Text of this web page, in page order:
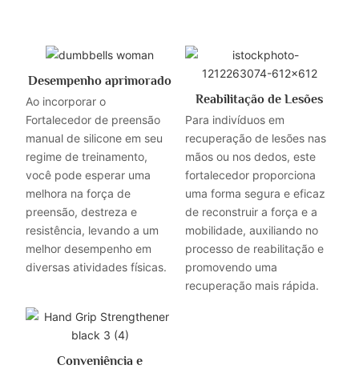
Desempenho aprimorado
Ao incorporar o
Fortalecedor de preensão
manual de silicone em seu
regime de treinamento,
você pode esperar uma
melhora na força de
preensão, destreza e
resistência, levando a um
melhor desempenho em
diversas atividades físicas.
Reabilitação de Lesões
Para indivíduos em
recuperação de lesões nas
mãos ou nos dedos, este
fortalecedor proporciona
uma forma segura e eficaz
de reconstruir a força e a
mobilidade, auxiliando no
processo de reabilitação e
promovendo uma
recuperação mais rápida.
Conveniência e